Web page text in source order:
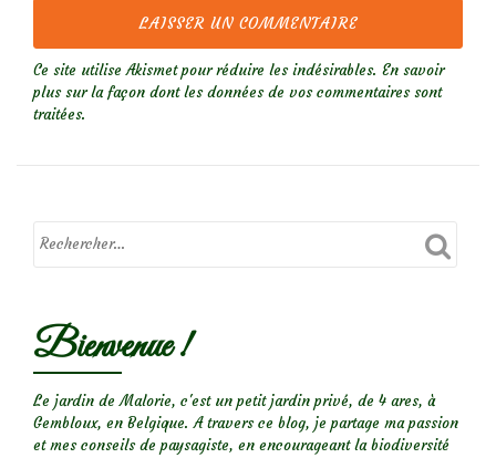
Ce site utilise Akismet pour réduire les indésirables. En savoir
plus sur la façon dont les données de vos commentaires sont
traitées.
Bienvenue !
Le jardin de Malorie, c'est un petit jardin privé, de 4 ares, à
Gembloux, en Belgique. A travers ce blog, je partage ma passion
et mes conseils de paysagiste, en encourageant la biodiversité